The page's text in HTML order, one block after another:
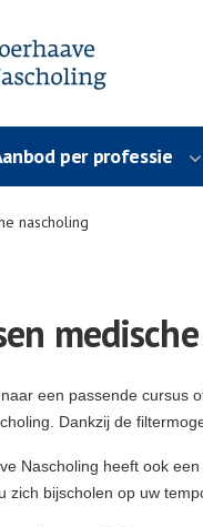
per professie
nascholing
een passende cursus
Dankzij de
Nascholing heeft ook
zich bijscholen op uw